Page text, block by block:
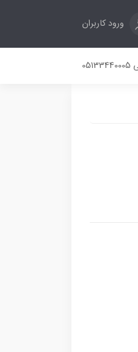
ورود کاربران